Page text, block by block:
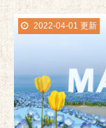
2022-04-01 更新